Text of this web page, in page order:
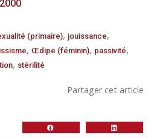
2000
(primaire), jouissance,
, Œdipe (féminin), passivité,
, stérilité
Partager cet article